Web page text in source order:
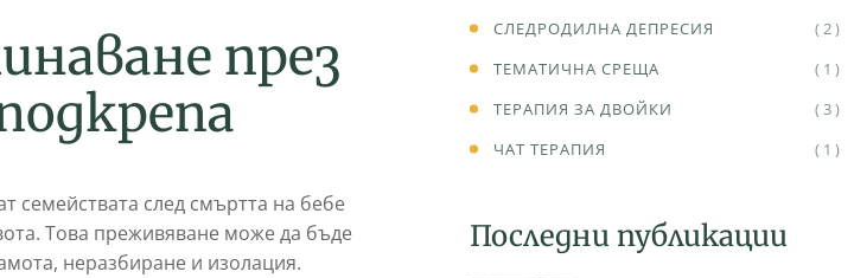
инаване през
одкрепа
семействата след смъртта на бебе
Това преживяване може да бъде
неразбиране и изолация.
СЛЕДРОДИЛНА ДЕПРЕСИЯ
( 2 )
ТЕМАТИЧНА СРЕЩА
( 1 )
ТЕРАПИЯ ЗА ДВОЙКИ
( 3 )
ЧАТ ТЕРАПИЯ
( 1 )
Последни публикации